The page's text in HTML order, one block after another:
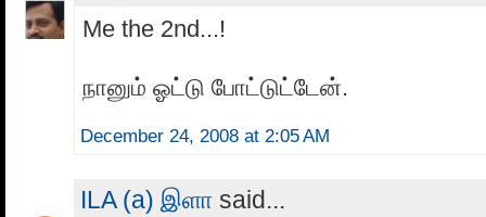
Me the 2nd...!
நானும் ஓட்டு போட்டுட்டேன்.
December 24, 2008 at 2:05 AM
ILA (a) இளா said...